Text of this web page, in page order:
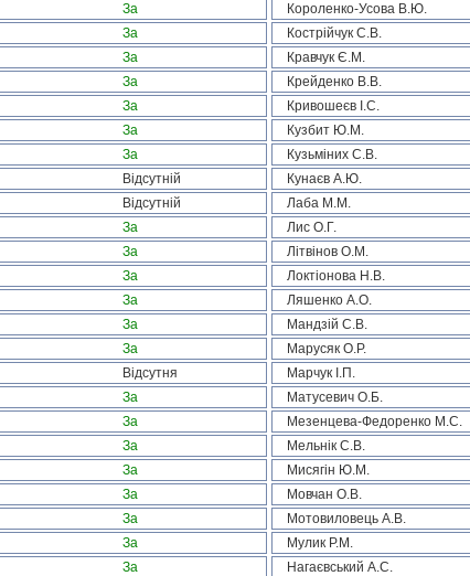
За Короленко-Усова В.Ю.
За Кострійчук С.В.
За Кравчук Є.М.
За Крейденко В.В.
За Кривошеєв І.С.
За Кузбит Ю.М.
За Кузьміних С.В.
Відсутній Кунаєв А.Ю.
Відсутній Лаба М.М.
За Лис О.Г.
За Літвінов О.М.
За Локтіонова Н.В.
За Ляшенко А.О.
За Мандзій С.В.
За Марусяк О.Р.
Відсутня Марчук І.П.
За Матусевич О.Б.
За Мезенцева-Федоренко М.С.
За Мельнік С.В.
За Мисягін Ю.М.
За Мовчан О.В.
За Мотовиловець А.В.
За Мулик Р.М.
За Нагаєвський А.С.